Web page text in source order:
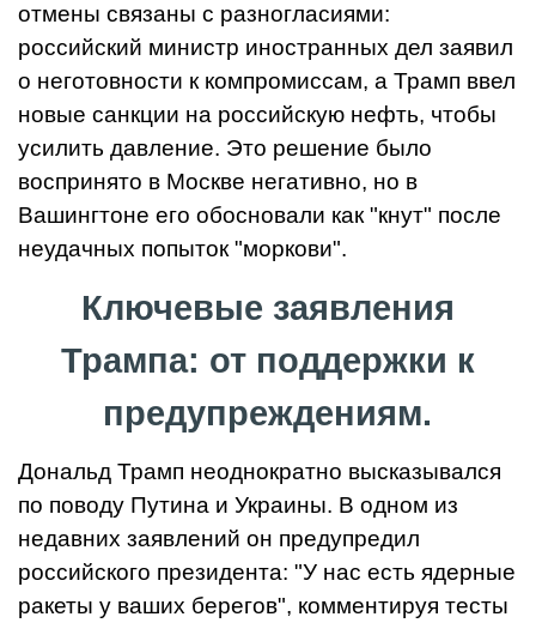
отмены связаны с разногласиями:
российский министр иностранных дел заявил
о неготовности к компромиссам, а Трамп ввел
новые санкции на российскую нефть, чтобы
усилить давление. Это решение было
воспринято в Москве негативно, но в
Вашингтоне его обосновали как "кнут" после
неудачных попыток "моркови".
Ключевые заявления
Трампа: от поддержки к
предупреждениям.
Дональд Трамп неоднократно высказывался
по поводу Путина и Украины. В одном из
недавних заявлений он предупредил
российского президента: "У нас есть ядерные
ракеты у ваших берегов", комментируя тесты